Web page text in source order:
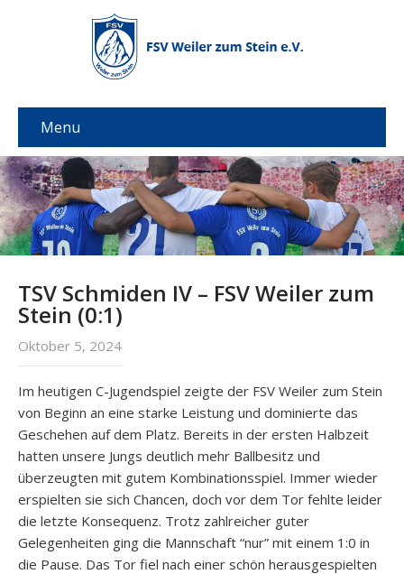
Menu
TSV Schmiden IV – FSV Weiler zum
Stein (0:1)
Oktober 5, 2024
Im heutigen C-Jugendspiel zeigte der FSV Weiler zum Stein
von Beginn an eine starke Leistung und dominierte das
Geschehen auf dem Platz. Bereits in der ersten Halbzeit
hatten unsere Jungs deutlich mehr Ballbesitz und
überzeugten mit gutem Kombinationsspiel. Immer wieder
erspielten sie sich Chancen, doch vor dem Tor fehlte leider
die letzte Konsequenz. Trotz zahlreicher guter
Gelegenheiten ging die Mannschaft “nur” mit einem 1:0 in
die Pause. Das Tor fiel nach einer schön herausgespielten